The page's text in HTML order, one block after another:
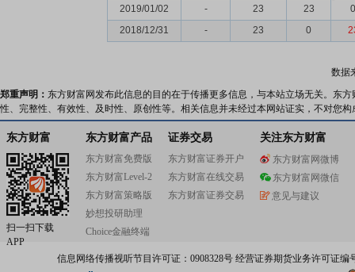
2019/01/02 - 23 23
0
2018/12/31
- 23 0
数据
郑重声明： 东方财富网发布此信息的目的在于传播更多信息，与本站立场无关。东
性、完整性、有效性、及时性、原创性等。相关信息并未经过本网站证实，不对您
东方财富
扫一扫下载
APP
东方财富产品
东方财富免费版
东方财富Level-2
东方财富策略版
妙想投研助理
Choice金融终端
证券交易
东方财富证券开户
东方财富在线交易
东方财富证券交易
关注东方财富
东方财富网微博
东方财富网微信
意见与建议
信息网络传播视听节目许可证：0908328号 经营证券期货业务许可证编